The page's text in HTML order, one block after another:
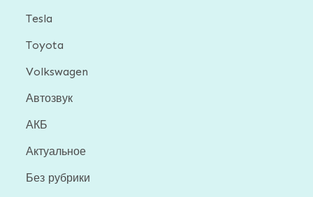
Tesla
Toyota
Volkswagen
Автозвук
АКБ
Актуальное
Без рубрики